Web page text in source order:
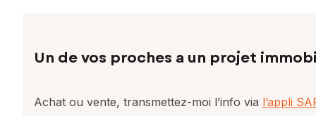
Un de vos proches a un projet
Achat ou vente, transmettez-moi l’info via l’appli